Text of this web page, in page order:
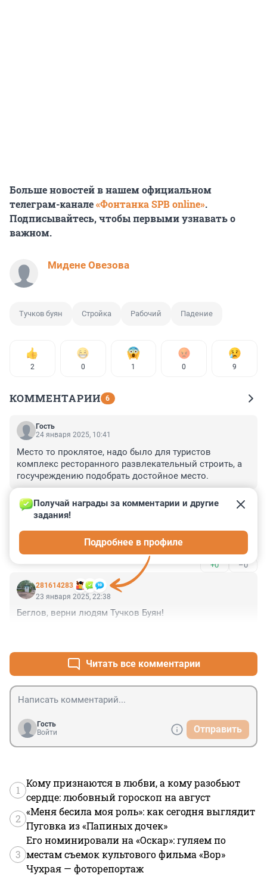
Больше новостей в нашем официальном
телеграм-канале«Фонтанка SPB online».
Подписывайтесь, чтобы первыми узнавать о
важном.
Мидене Овезова
Тучков буян Стройка Рабочий Падение
2 0 1 0 9
КОММЕНТАРИИ 6
Гость
24 января 2025, 10:41
Место то проклятое, надо было для туристов
комплекс ресторанного развлекательный строить, а
госучреждению подобрать достойное место.
–0
Гость
Шахту чего? Лифта?
+0 –0
281614283
Получай награды за комментарии и другие
задания!
Подробнее в профиле
23 января 2025, 22:38
Беглов, верни людям Тучков Буян!
Читать все комментарии
Гость
Войти
Отправить
1
Кому признаются в любви, а кому разобьют
сердце: любовный гороскоп на август
2
«Меня бесила моя роль»: как сегодня выглядит
Пуговка из «Папиных дочек»
3
Его номинировали на «Оскар»: гуляем по
местам съемок культового фильма «Вор»
Чухрая — фоторепортаж